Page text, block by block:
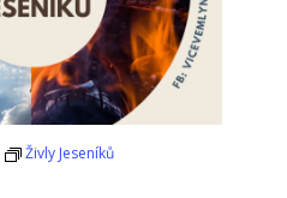
Živly Jeseníků